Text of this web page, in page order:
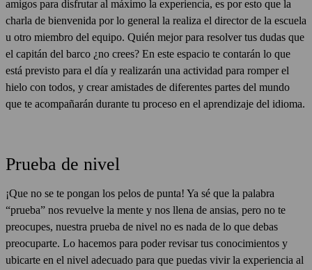
amigos para disfrutar al máximo la experiencia, es por esto que la
charla de bienvenida por lo general la realiza el director de la escuela
u otro miembro del equipo. Quién mejor para resolver tus dudas que
el capitán del barco ¿no crees? En este espacio te contarán lo que
está previsto para el día y realizarán una actividad para romper el
hielo con todos, y crear amistades de diferentes partes del mundo
que te acompañarán durante tu proceso en el aprendizaje del idioma.
Prueba de nivel
¡Que no se te pongan los pelos de punta! Ya sé que la palabra
“prueba” nos revuelve la mente y nos llena de ansias, pero no te
preocupes, nuestra prueba de nivel no es nada de lo que debas
preocuparte. Lo hacemos para poder revisar tus conocimientos y
ubicarte en el nivel adecuado para que puedas vivir la experiencia al